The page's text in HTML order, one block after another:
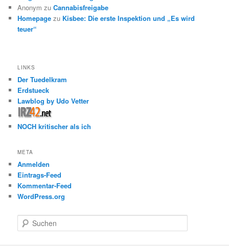
Anonym zuCannabisfreigabe
Homepage zu Kisbee: Die erste Inspektion und „Es wird
teuer“
LINKS
Der Tuedelkram
Erdstueck
Lawblog by Udo Vetter
NOCH kritischer als ich
META
Anmelden
Eintrags-Feed
Kommentar-Feed
WordPress.org
u